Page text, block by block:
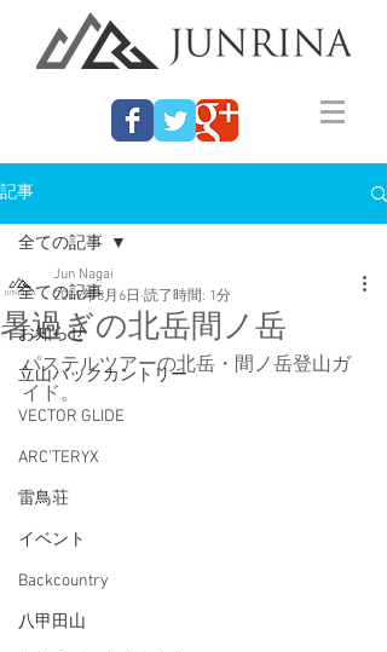
記事
全ての記事
お知らせ
立山バックカントリー
VECTOR GLIDE
ARC'TERYX
雷鳥荘
イベント
Backcountry
八甲田山
全ての記事
暑過ぎの北岳間ノ岳
Jun Nagai
2019年8月6日 読了時間: 1分
パステルツアーの北岳・間ノ岳登山ガ
イド。